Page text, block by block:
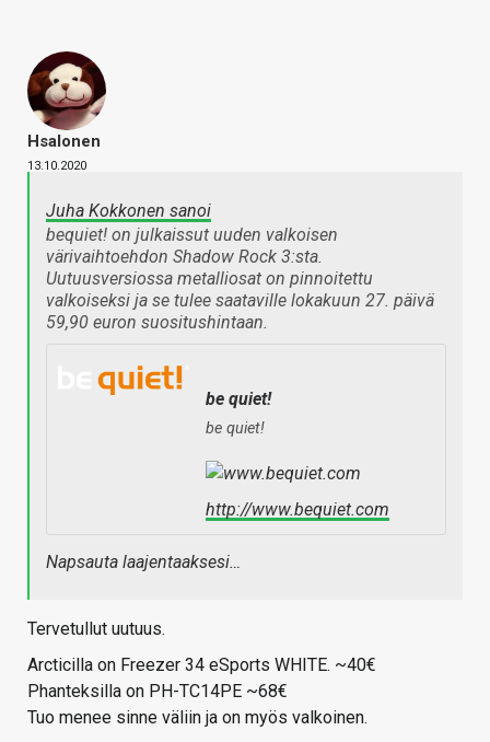
Hsalonen
13.10.2020
Juha Kokkonen sanoi
bequiet! on julkaissut uuden valkoisen
värivaihtoehdon Shadow Rock 3:sta.
Uutuusversiossa metalliosat on pinnoitettu
valkoiseksi ja se tulee saataville lokakuun 27. päivä
59,90 euron suositushintaan.
be quiet!
be quiet!
http://www.bequiet.com
Napsauta laajentaaksesi…
Tervetullut uutuus.
Arcticilla on Freezer 34 eSports WHITE. ~40€
Phanteksilla on PH-TC14PE ~68€
Tuo menee sinne väliin ja on myös valkoinen.